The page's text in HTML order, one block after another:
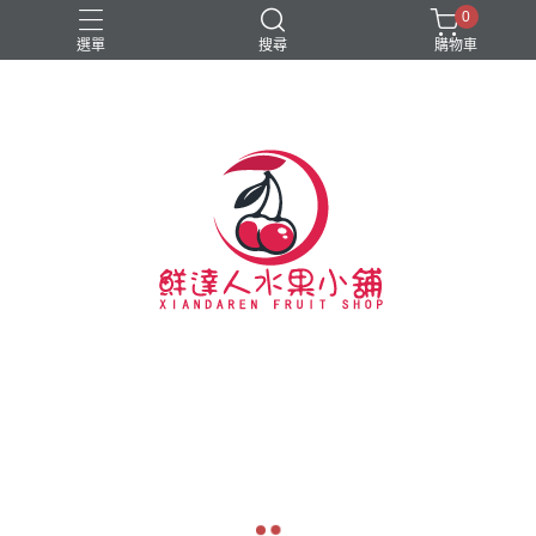
選單 搜尋
0
購物車